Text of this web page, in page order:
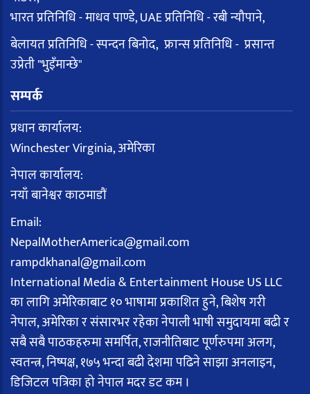
भारत प्रतिनिधि - माधव पाण्डे, UAE प्रतिनिधि - रबी न्यौपाने,
बेलायत प्रतिनिधि - स्पन्दन बिनोद, फ्रान्स प्रतिनिधि - प्रसान्त
उप्रेती "भुइँमान्छे"
सम्पर्क
प्रधान कार्यालय:
Winchester Virginia, अमेरिका
नेपाल कार्यालय:
नयाँ बानेश्वर काठमाडौं
Email:
NepalMotherAmerica@gmail.com
rampdkhanal@gmail.com
International Media & Entertainment House US LLC
का लागि अमेरिकाबाट १० भाषामा प्रकाशित हुने, बिशेष गरी
नेपाल, अमेरिका र संसारभर रहेका नेपाली भाषी समुदायमा बढी र
सबै सबै पाठकहरुमा समर्पित, राजनीतिबाट पूर्णरुपमा अलग,
स्वतन्त्र, निष्पक्ष, १७५ भन्दा बढी देशमा पढिने साझा अनलाइन,
डिजिटल पत्रिका हो नेपाल मदर डट कम ।